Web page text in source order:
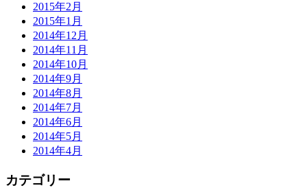
2015年2月
2015年1月
2014年12月
2014年11月
2014年10月
2014年9月
2014年8月
2014年7月
2014年6月
2014年5月
2014年4月
カテゴリー